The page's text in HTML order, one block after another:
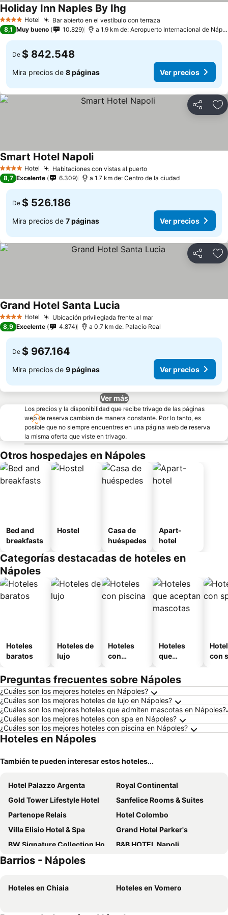
4 EstrellasHotel Bar abierto en el vestíbulo con terraza
Holiday Inn Naples By Ihg
8,1 Muy bueno 10.829 a 1.9 km de: Aeropuerto Internacional de
De $ 842.548
Mira precios de 8 páginas Ver precios
Compartir
4 EstrellasHotel Habitaciones con vistas al puertoVer precios
Smart Hotel NapoliVer precios
8,7 Excelente 6.309 a 1.7 km de: Centro de la ciudad
De $ 526.186
Mira precios de 7 páginas Ver precios
Compartir
4 EstrellasHotel Ubicación privilegiada frente al marVer precios
Grand Hotel Santa Lucia
8,9 Excelente 4.874 a 0.7 km de: Palacio Real
De $ 967.164
Mira precios de 9 páginas Ver precios
Ver más
Los precios y la disponibilidad que recibe trivago de las páginas
web de reserva cambian de manera constante. Por lo tanto, es
posible que no siempre encuentres en una página web de reserva
la misma oferta que viste en trivago.
Otros hospedajes en Nápoles
Bed and
breakfasts
Hostel
Casa de
huéspedes
Apart-
hotel
Categorías destacadas de hoteles en
Nápoles
Hoteles
baratos
Hoteles de
lujo
Hoteles
con
Hoteles
que
mascotas
con
Preguntas frecuentes sobre Nápoles
¿Cuáles son los mejores hoteles en Nápoles?
¿Cuáles son los mejores hoteles de lujo en Nápoles?
¿Cuáles son los mejores hoteles que admiten mascotas en Nápoles?
¿Cuáles son los mejores hoteles con spa en Nápoles?
¿Cuáles son los mejores hoteles con piscina en Nápoles?
Hoteles en Nápoles
También te pueden interesar estos hoteles...
Hotel Palazzo Argenta
Royal Continental
Gold Tower Lifestyle Hotel
Sanfelice Rooms & Suites
Partenope Relais
Hotel Colombo
Villa Elisio Hotel & Spa
Grand Hotel Parker's
BW Signature Collection Hotel Paradiso
B&B HOTEL Napoli
Art Street Hotel
Exe Majestic
Ramada by Wyndham Naples
Barrios - Nápoles
Hoteles en Chiaia Hoteles en Vomero